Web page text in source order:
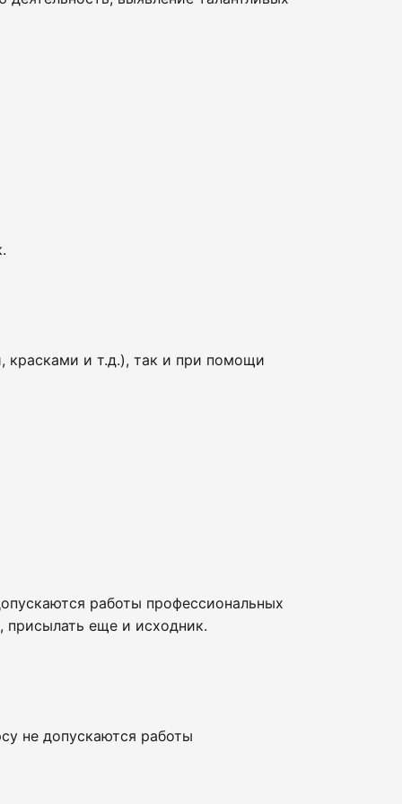
красками и т.д.), так и при помощи
работы профессиональных
присылать еще и исходник.
не допускаются работы